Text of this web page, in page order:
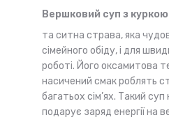
Вершковий суп з куркою
та ситна страва, яка
сімейного обіду, і для
роботі. Його оксамитова
насичений смак роблять
багатьох сім’ях. Такий суп
подарує заряд енергії на